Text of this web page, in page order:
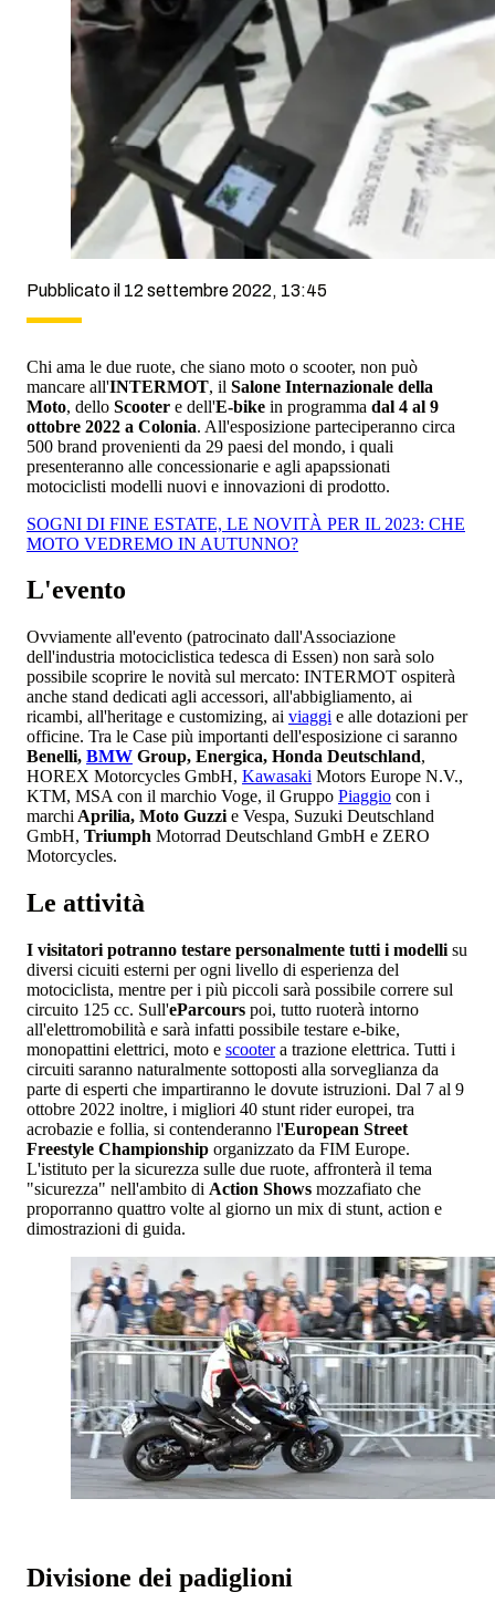
Pubblicato il 12 settembre 2022, 13:45
Chi ama le due ruote, che siano moto o scooter, non può
mancare all'INTERMOT, il Salone Internazionale della
Moto, dello Scooter e dell'E-bike in programma dal 4 al 9
ottobre 2022 a Colonia. All'esposizione parteciperanno circa
500 brand provenienti da 29 paesi del mondo, i quali
presenteranno alle concessionarie e agli apapssionati
motociclisti modelli nuovi e innovazioni di prodotto.
SOGNI DI FINE ESTATE, LE NOVITÀ PER IL 2023: CHE
MOTO VEDREMO IN AUTUNNO?
L'evento
Ovviamente all'evento (patrocinato dall'Associazione
dell'industria motociclistica tedesca di Essen) non sarà solo
possibile scoprire le novità sul mercato: INTERMOT ospiterà
anche stand dedicati agli accessori, all'abbigliamento, ai
ricambi, all'heritage e customizing, ai viaggi e alle dotazioni per
officine. Tra le Case più importanti dell'esposizione ci saranno
Benelli, BMW Group, Energica, Honda Deutschland,
HOREX Motorcycles GmbH, Kawasaki Motors Europe N.V.,
KTM, MSA con il marchio Voge, il Gruppo Piaggio con i
marchi Aprilia, Moto Guzzi e Vespa, Suzuki Deutschland
GmbH, Triumph Motorrad Deutschland GmbH e ZERO
Motorcycles.
Le attività
I visitatori potranno testare personalmente tutti i modelli su
diversi cicuiti esterni per ogni livello di esperienza del
motociclista, mentre per i più piccoli sarà possibile correre sul
circuito 125 cc. Sull'eParcours poi, tutto ruoterà intorno
all'elettromobilità e sarà infatti possibile testare e-bike,
monopattini elettrici, moto e scootera trazione elettrica. Tutti i
circuiti saranno naturalmente sottoposti alla sorveglianza da
parte di esperti che impartiranno le dovute istruzioni. Dal 7 al 9
ottobre 2022 inoltre, i migliori 40 stunt rider europei, tra
acrobazie e follia, si contenderanno l'European Street
Freestyle Championship organizzato da FIM Europe.
L'istituto per la sicurezza sulle due ruote, affronterà il tema
"sicurezza" nell'ambito di Action Shows mozzafiato che
proporranno quattro volte al giorno un mix di stunt, action e
dimostrazioni di guida.
Divisione dei padiglioni